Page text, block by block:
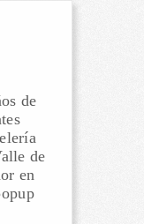
de
de
en